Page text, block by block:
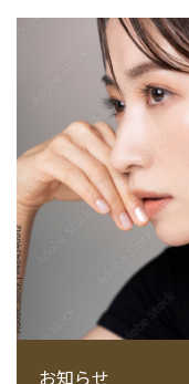
お知らせ